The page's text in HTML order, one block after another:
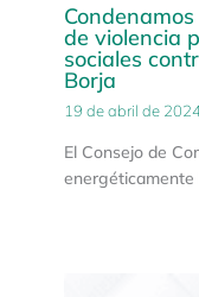
de violencia
sociales
Borja
19 de abril de
El Consejo de
energéticamente